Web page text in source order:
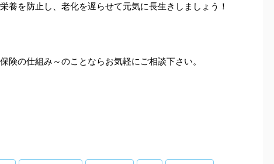
養を防止し、老化を遅らせて元気に長生きしましょう！
険の仕組み～のことならお気軽にご相談下さい。